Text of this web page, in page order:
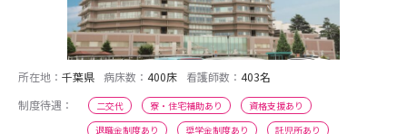
所在地： 千葉県 病床数： 400床 看護師数： 403名
制度待遇：
二交代 寮・住宅補助あり
資格支援あり
退職金制度あり
奨学金制度あり 託児所あり